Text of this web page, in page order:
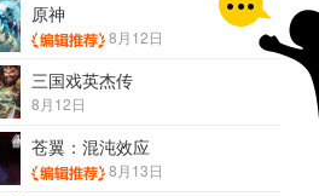
原神
8月12日
三国戏英杰传
8月12日
苍翼：混沌效应
8月13日